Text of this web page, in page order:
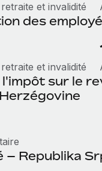
et invalidité
des
et invalidité
l'impôt sur le
– Republika